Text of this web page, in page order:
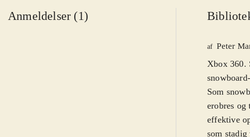
Anmeldelser (1)
af Peter
Xbox 360.
Som
erobres
effektive
som